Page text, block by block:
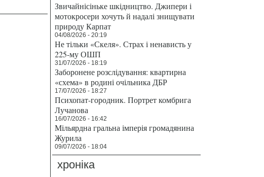
Звичайнісіньке шкідництво. Джипери і
мотокросери хочуть й надалі знищувати
природу Карпат
04/08/2026 - 20:19
Не тільки «Скеля». Страх і ненависть у
225-му ОШП
31/07/2026 - 18:19
Заборонене розслідування: квартирна
«схема» в родині очільника ДБР
17/07/2026 - 18:27
Психопат-городник. Портрет комбрига
Лучанова
16/07/2026 - 16:42
Мільярдна гральна імперія громадянина
Журила
09/07/2026 - 18:04
хроніка